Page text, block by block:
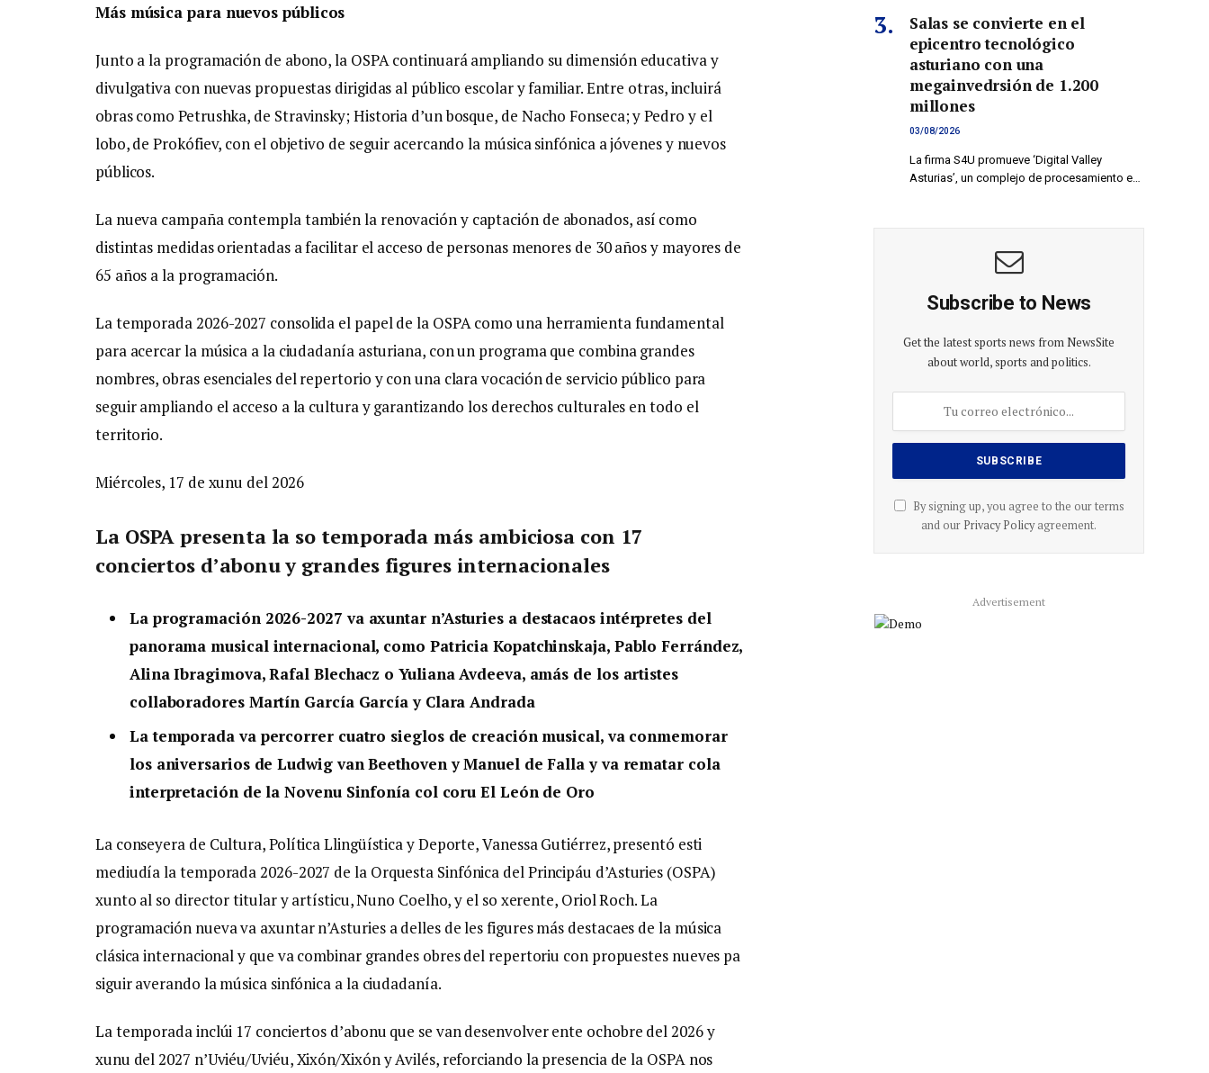
Más música para nuevos públicos
Junto a la programación de abono, la OSPA continuará ampliando su dimensión educativa y
divulgativa con nuevas propuestas dirigidas al público escolar y familiar. Entre otras, incluirá
obras como Petrushka, de Stravinsky; Historia d’un bosque, de Nacho Fonseca; y Pedro y el
lobo, de Prokófiev, con el objetivo de seguir acercando la música sinfónica a jóvenes y nuevos
públicos.
La nueva campaña contempla también la renovación y captación de abonados, así como
distintas medidas orientadas a facilitar el acceso de personas menores de 30 años y mayores de
65 años a la programación.
La temporada 2026-2027 consolida el papel de la OSPA como una herramienta fundamental
para acercar la música a la ciudadanía asturiana, con un programa que combina grandes
nombres, obras esenciales del repertorio y con una clara vocación de servicio público para
seguir ampliando el acceso a la cultura y garantizando los derechos culturales en todo el
territorio.
Miércoles, 17 de xunu del 2026
La OSPA presenta la so temporada más ambiciosa con 17
conciertos d’abonu y grandes figures internacionales
La programación 2026-2027 va axuntar n’Asturies a destacaos intérpretes del
panorama musical internacional, como Patricia Kopatchinskaja, Pablo Ferrández,
Alina Ibragimova, Rafal Blechacz o Yuliana Avdeeva, amás de los artistes
collaboradores Martín García García y Clara Andrada
La temporada va percorrer cuatro sieglos de creación musical, va conmemorar
los aniversarios de Ludwig van Beethoven y Manuel de Falla y va rematar cola
interpretación de la Novenu Sinfonía col coru El León de Oro
La conseyera de Cultura, Política Llingüística y Deporte, Vanessa Gutiérrez, presentó esti
mediudía la temporada 2026-2027 de la Orquesta Sinfónica del Principáu d’Asturies (OSPA)
xunto al so director titular y artísticu, Nuno Coelho, y el so xerente, Oriol Roch. La
programación nueva va axuntar n’Asturies a delles de les figures más destacaes de la música
clásica internacional y que va combinar grandes obres del repertoriu con propuestes nueves pa
siguir averando la música sinfónica a la ciudadanía.
La temporada inclúi 17 conciertos d’abonu que se van desenvolver ente ochobre del 2026 y
xunu del 2027 n’Uviéu/Uviéu, Xixón/Xixón y Avilés, reforciando la presencia de la OSPA nos
Salas se convierte en el
epicentro tecnológico
asturiano con una
megainvedrsión de 1.200
millones
03/08/2026
La firma S4U promueve ‘Digital Valley
Asturias’, un complejo de procesamiento e…
Subscribe to News
Get the latest sports news from NewsSite
about world, sports and politics.
By signing up, you agree to the our terms
and our Privacy Policyagreement.
Advertisement